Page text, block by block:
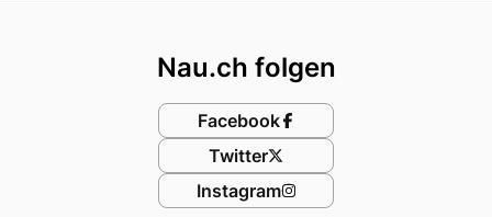
Nau.ch folgen
Facebook
Twitter
Instagram